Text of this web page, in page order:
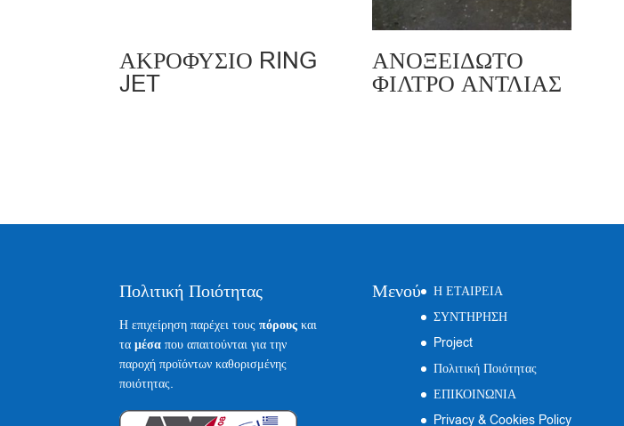
ΑΚΡΟΦΥΣΙΟ RING
JET
ΑΝΟΞΕΙΔΩΤΟ
ΦΙΛΤΡΟ ΑΝΤΛΙΑΣ
Πολιτική Ποιότητας
Η επιχείρηση παρέχει τουςπόρους και
ταμέσα που απαιτούνται για την
παροχή προϊόντων καθορισμένης
ποιότητας.
Μενού
Η ΕΤΑΙΡΕΙΑ
ΣΥΝΤΗΡΗΣΗ
Project
Πολιτική Ποιότητας
ΕΠΙΚΟΙΝΩΝΙΑ
Privacy & Cookies Policy